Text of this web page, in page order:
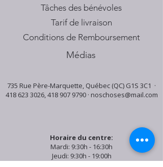
Tâches des bénévoles
Tarif de livraison
Conditions de Remboursement
Médias
735 Rue Père-Marquette, Québec (QC) G1S 3C1 ·
418 623 3026,418 907 9790· noschoses@mail.com
Horaire du centre:
Mardi: 9:30h - 16:30h
Jeudi: 9:30h - 19:00h